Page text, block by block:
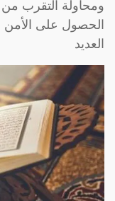
ومحاولة التقرب
الحصول على الأمن
العديد